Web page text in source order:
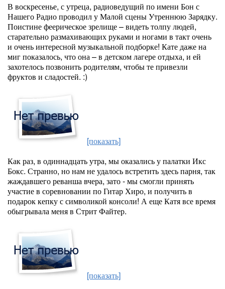
В воскресенье, с утреца, радиоведущий по имени Бон с
Нашего Радио проводил у Малой сцены Утреннюю Зарядку.
Поистине феерическое зрелище – видеть толпу людей,
старательно размахивающих руками и ногами в такт очень
и очень интересной музыкальной подборке! Кате даже на
миг показалось, что она – в детском лагере отдыха, и ей
захотелось позвонить родителям, чтобы те привезли
фруктов и сладостей. :)
[показать]
Как раз, в одиннадцать утра, мы оказались у палатки Икс
Бокс. Странно, но нам не удалось встретить здесь парня, так
жаждавшего реванша вчера, зато - мы смогли принять
участие в соревновании по Гитар Хиро, и получить в
подарок кепку с символикой консоли! А еще Катя все время
обыгрывала меня в Стрит Файтер.
[показать]